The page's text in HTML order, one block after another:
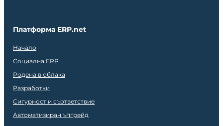
Платформа ERP.net
Начало
Социална ERP
Родена в облака
Разработки
Сигурност и съответствие
Автоматизиран ъпгрейд